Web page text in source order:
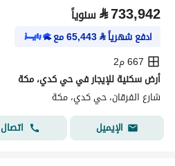
⃁733,942 سنوياً
ادفع شهرياً⃁
65,443مع
667 م2
أرض سكنية للإيجار في حي كدي، مكة
شارع الفرقان، حي كدي، مكة
الإيميل
اتصال